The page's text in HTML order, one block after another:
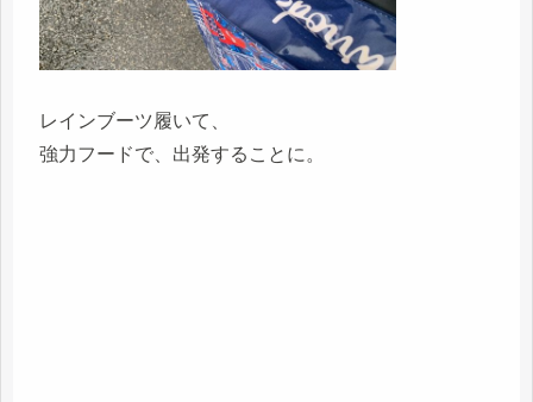
レインブーツ履いて、
強力フードで、出発することに。